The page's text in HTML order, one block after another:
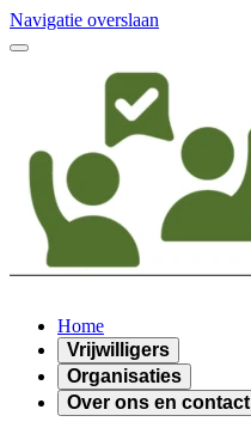
Navigatie overslaan
Home
Vrijwilligers
Organisaties
Over ons en contact